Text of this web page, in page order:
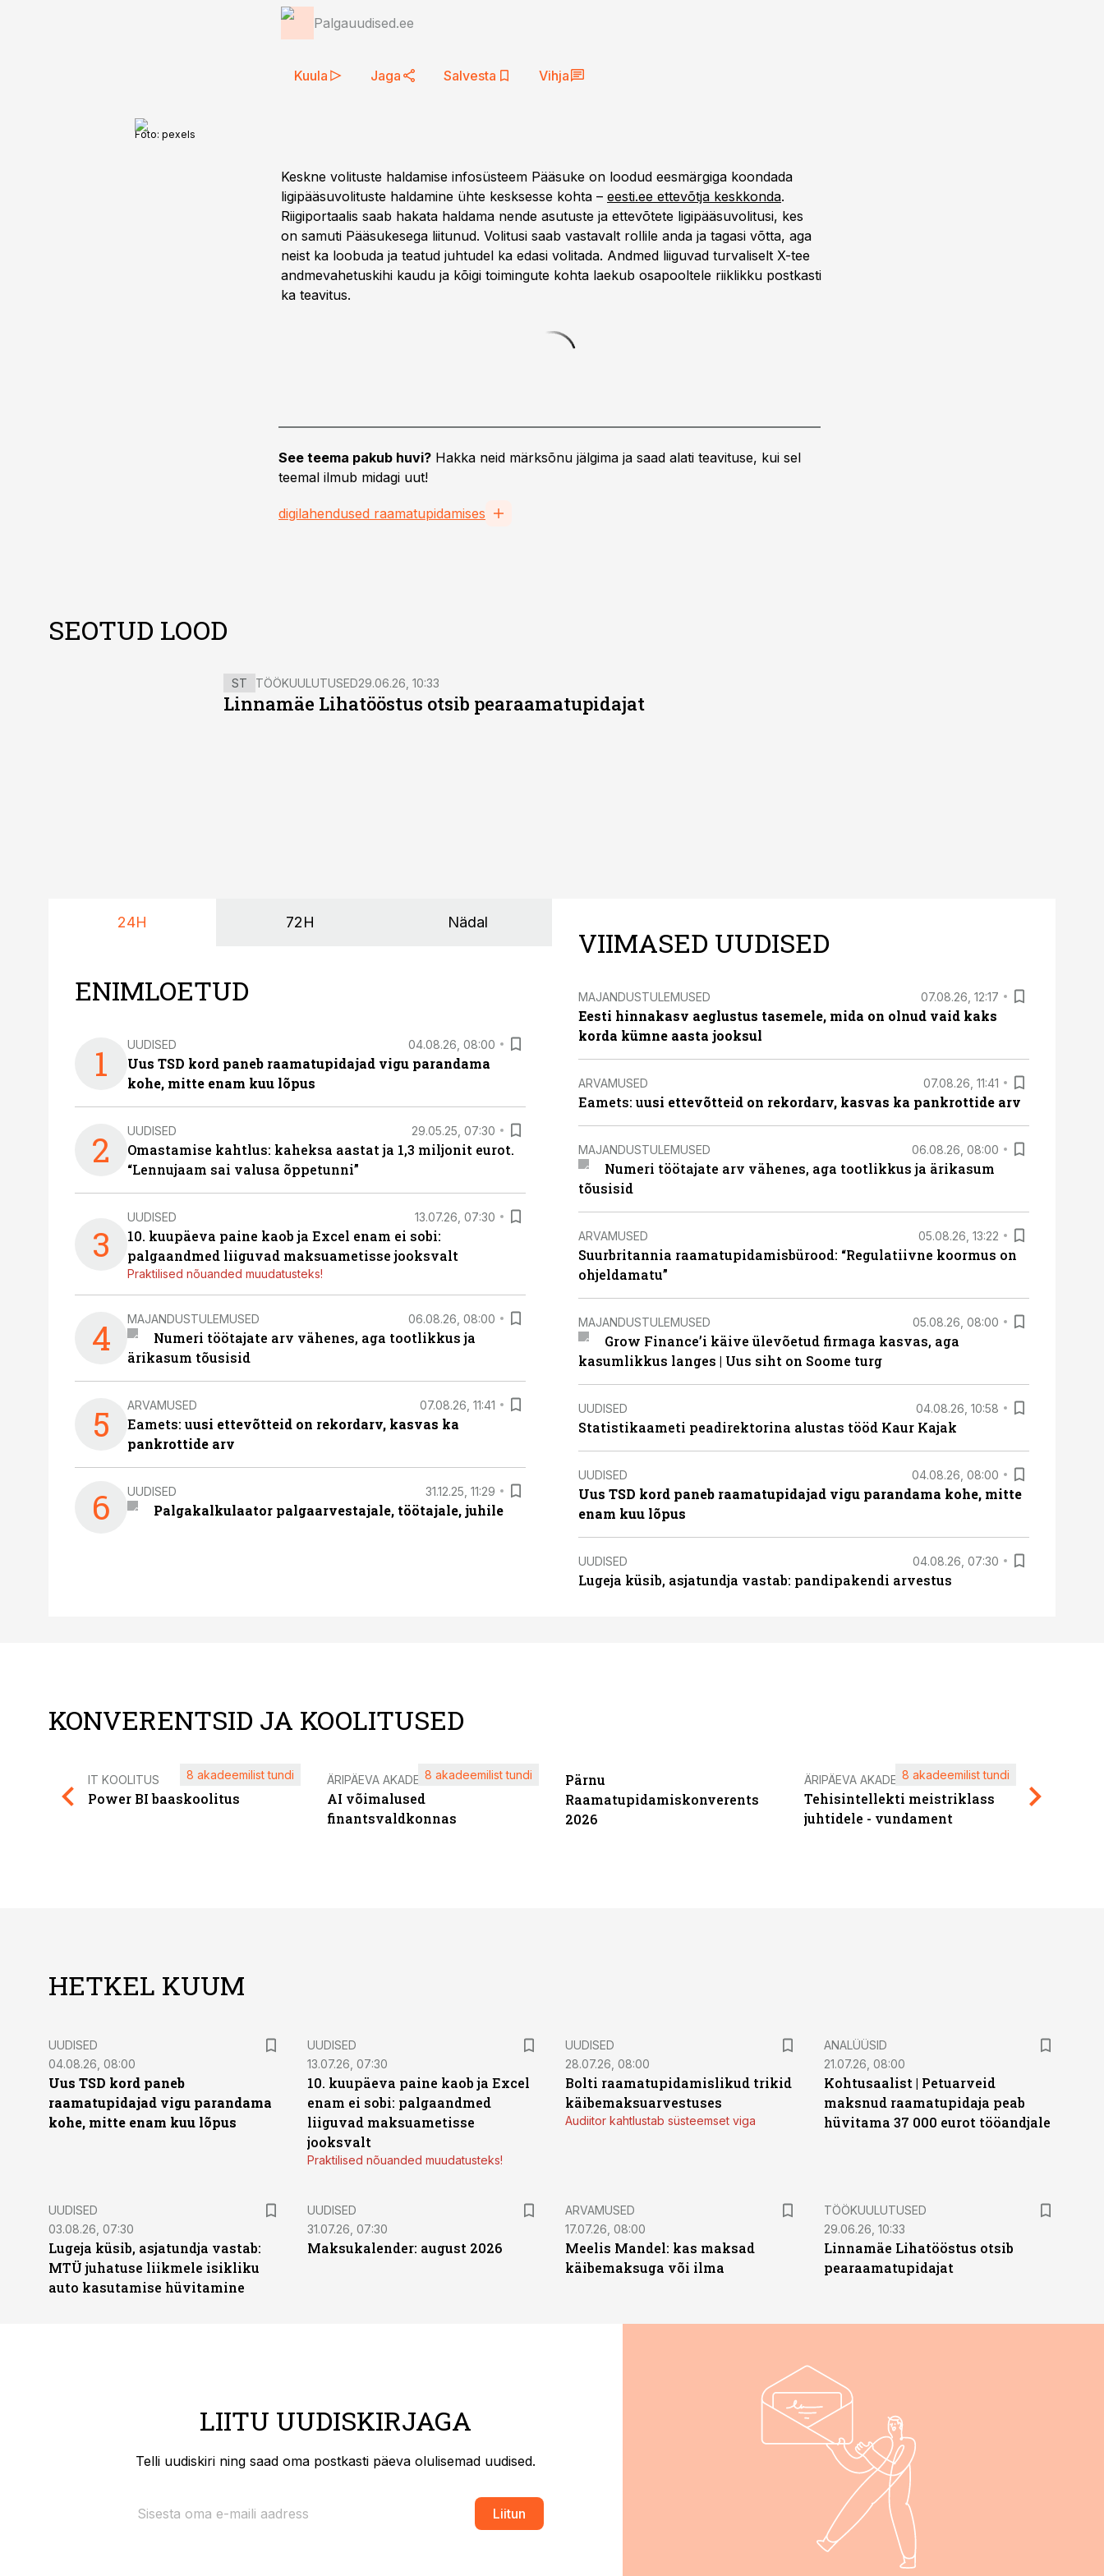
Palgauudised.ee
Kuula Jaga Salvesta Vihja
Foto: pexels
Keskne volituste haldamise infosüsteem Pääsuke on loodud eesmärgiga koondada
ligipääsuvolituste haldamine ühte kesksesse kohta – eesti.ee ettevõtja keskkonda.
Riigiportaalis saab hakata haldama nende asutuste ja ettevõtete ligipääsuvolitusi, kes
on samuti Pääsukesega liitunud. Volitusi saab vastavalt rollile anda ja tagasi võtta, aga
neist ka loobuda ja teatud juhtudel ka edasi volitada. Andmed liiguvad turvaliselt X-tee
andmevahetuskihi kaudu ja kõigi toimingute kohta laekub osapooltele riiklikku postkasti
ka teavitus.
See teema pakub huvi? Hakka neid märksõnu jälgima ja saad alati teavituse, kui sel
teemal ilmub midagi uut!
digilahendused raamatupidamises
SEOTUD LOOD
ST TÖÖKUULUTUSED29.06.26, 10:33
Linnamäe Lihatööstus otsib pearaamatupidajat
24H 72H Nädal
ENIMLOETUD
1 UUDISED 04.08.26, 08:00
Uus TSD kord paneb raamatupidajad vigu parandama
kohe, mitte enam kuu lõpus
2 UUDISED 29.05.25, 07:30
Omastamise kahtlus: kaheksa aastat ja 1,3 miljonit eurot.
“Lennujaam sai valusa õppetunni”
3
UUDISED 13.07.26, 07:30
10. kuupäeva paine kaob ja Excel enam ei sobi:
palgaandmed liiguvad maksuametisse jooksvalt
Praktilised nõuanded muudatusteks!
4 MAJANDUSTULEMUSED 06.08.26, 08:00
Numeri töötajate arv vähenes, aga tootlikkus ja
ärikasum tõusisid
5 ARVAMUSED 07.08.26, 11:41
Eamets: uusi ettevõtteid on rekordarv, kasvas ka
pankrottide arv
6 UUDISED 31.12.25, 11:29
Palgakalkulaator palgaarvestajale, töötajale, juhile
VIIMASED UUDISED
MAJANDUSTULEMUSED 07.08.26, 12:17
Eesti hinnakasv aeglustus tasemele, mida on olnud vaid kaks
korda kümne aasta jooksul
ARVAMUSED 07.08.26, 11:41
Eamets: uusi ettevõtteid on rekordarv, kasvas ka pankrottide arv
MAJANDUSTULEMUSED 06.08.26, 08:00
Numeri töötajate arv vähenes, aga tootlikkus ja ärikasum
tõusisid
ARVAMUSED 05.08.26, 13:22
Suurbritannia raamatupidamisbürood: “Regulatiivne koormus on
ohjeldamatu”
MAJANDUSTULEMUSED 05.08.26, 08:00
Grow Finance’i käive ülevõetud firmaga kasvas, aga
kasumlikkus langes | Uus siht on Soome turg
UUDISED 04.08.26, 10:58
Statistikaameti peadirektorina alustas tööd Kaur Kajak
UUDISED 04.08.26, 08:00
Uus TSD kord paneb raamatupidajad vigu parandama kohe, mitte
enam kuu lõpus
UUDISED 04.08.26, 07:30
Lugeja küsib, asjatundja vastab: pandipakendi arvestus
KONVERENTSID JA KOOLITUSED
IT KOOLITUS
Power BI baaskoolitus
8 akadeemilist tundi ÄRIPÄEVA AKADEEMIA
AI võimalused
finantsvaldkonnas
8 akadeemilist tundi
Pärnu
Raamatupidamiskonverents
2026
ÄRIPÄEVA AKADEEMIA
Tehisintellekti meistriklass
juhtidele - vundament
8 akadeemilist tundi
HETKEL KUUM
UUDISED
04.08.26, 08:00
Uus TSD kord paneb
raamatupidajad vigu parandama
kohe, mitte enam kuu lõpus
UUDISED
13.07.26, 07:30
10. kuupäeva paine kaob ja Excel
enam ei sobi: palgaandmed
liiguvad maksuametisse
jooksvalt
Praktilised nõuanded muudatusteks!
UUDISED
28.07.26, 08:00
Bolti raamatupidamislikud trikid
käibemaksuarvestuses
Audiitor kahtlustab süsteemset viga
ANALÜÜSID
21.07.26, 08:00
Kohtusaalist | Petuarveid
maksnud raamatupidaja peab
hüvitama 37 000 eurot tööandjale
UUDISED
03.08.26, 07:30
Lugeja küsib, asjatundja vastab:
MTÜ juhatuse liikmele isikliku
auto kasutamise hüvitamine
UUDISED
31.07.26, 07:30
Maksukalender: august 2026
ARVAMUSED
17.07.26, 08:00
Meelis Mandel: kas maksad
käibemaksuga või ilma
ST
TÖÖKUULUTUSED
29.06.26, 10:33
Linnamäe Lihatööstus otsib
pearaamatupidajat
LIITU UUDISKIRJAGA
Telli uudiskiri ning saad oma postkasti päeva olulisemad uudised.
Liitun